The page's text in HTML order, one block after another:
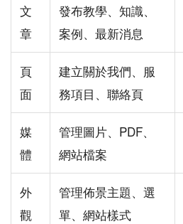
文
章
發布教學、知識、
案例、最新消息
頁
面
建立關於我們、服
務項目、聯絡頁
媒
體
管理圖片、PDF、
網站檔案
外
觀
管理佈景主題、選
單、網站樣式